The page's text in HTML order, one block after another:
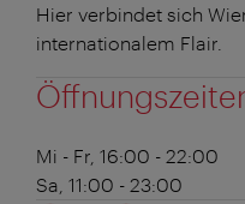
Hier verbindet sich
internationalem Flair.
Mi - Fr, 16:00 - 22:00
Sa, 11:00 - 23:00